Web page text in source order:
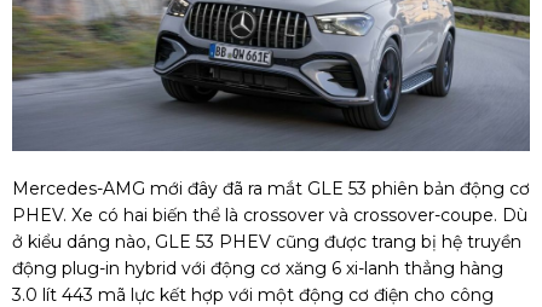
Mercedes-AMG mới đây đã ra mắt GLE 53 phiên bản động cơ
PHEV. Xe có hai biến thể là crossover và crossover-coupe. Dù
ở kiểu dáng nào, GLE 53 PHEV cũng được trang bị hệ truyền
động plug-in hybrid với động cơ xăng 6 xi-lanh thẳng hàng
3.0 lít 443 mã lực kết hợp với một động cơ điện cho công